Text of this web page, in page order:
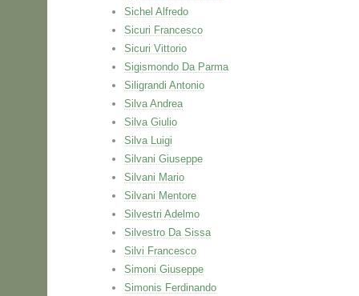
Sichel Alfredo
Sicuri Francesco
Sicuri Vittorio
Sigismondo Da Parma
Siligrandi Antonio
Silva Andrea
Silva Giulio
Silva Luigi
Silvani Giuseppe
Silvani Mario
Silvani Mentore
Silvestri Adelmo
Silvestro Da Sissa
Silvi Francesco
Simoni Giuseppe
Simonis Ferdinando